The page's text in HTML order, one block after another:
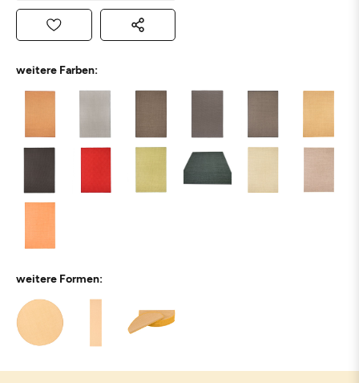
weitere Farben:
weitere Formen: